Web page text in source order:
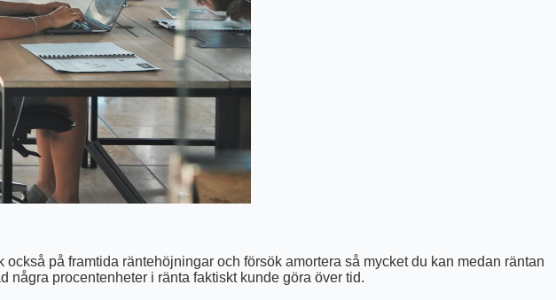
på framtida räntehöjningar och försök amortera så mycket du kan medan räntan
procentenheter i ränta faktiskt kunde göra över tid.